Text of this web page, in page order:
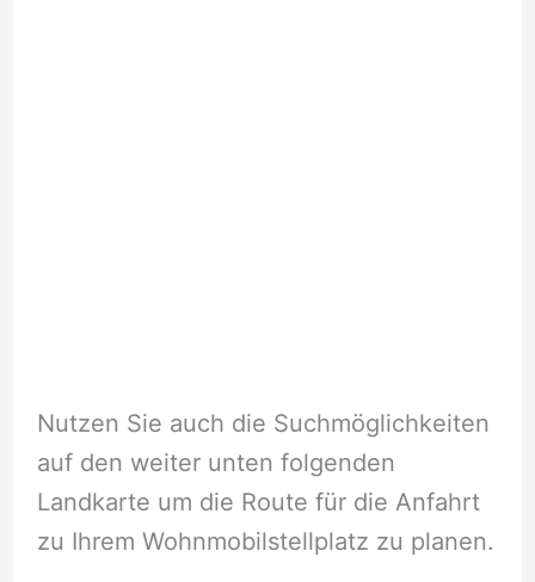
Nutzen Sie auch die Suchmöglichkeiten
auf den weiter unten folgenden
Landkarte um die Route für die Anfahrt
zu Ihrem Wohnmobilstellplatz zu planen.